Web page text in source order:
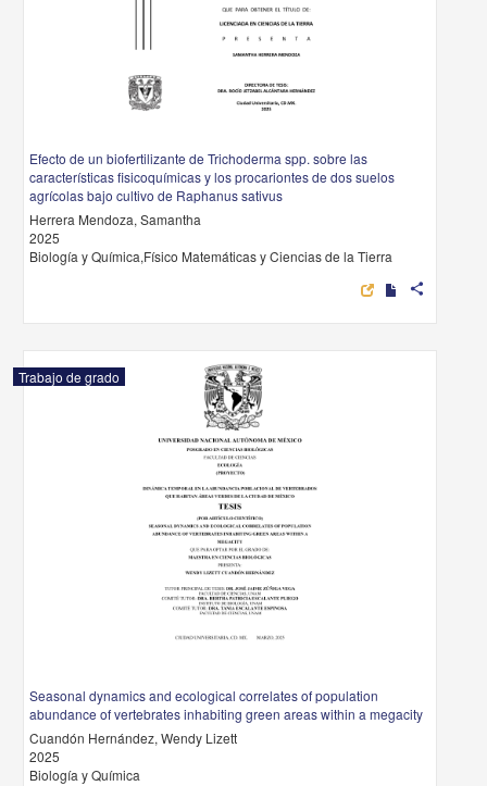
Efecto de un biofertilizante de Trichoderma spp. sobre las
características fisicoquímicas y los procariontes de dos suelos
agrícolas bajo cultivo de Raphanus sativus
Herrera Mendoza, Samantha
2025
Biología y Química,Físico Matemáticas y Ciencias de la Tierra
share
Trabajo de grado
Seasonal dynamics and ecological correlates of population
abundance of vertebrates inhabiting green areas within a megacity
Cuandón Hernández, Wendy Lizett
2025
Biología y Química